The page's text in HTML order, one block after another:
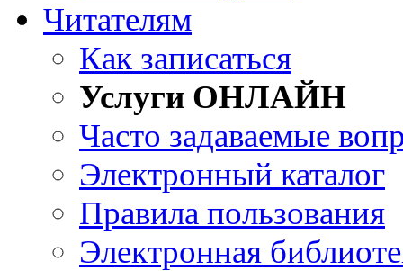
Читателям
Как записаться
Услуги ОНЛАЙН
Часто задаваемые
Электронный каталог
Правила пользования
Электронная